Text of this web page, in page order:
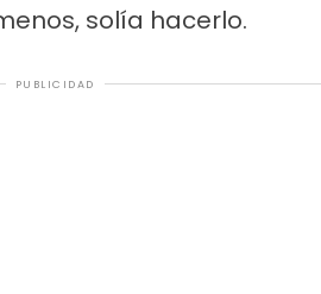
solía hacerlo.
PUBLICIDAD